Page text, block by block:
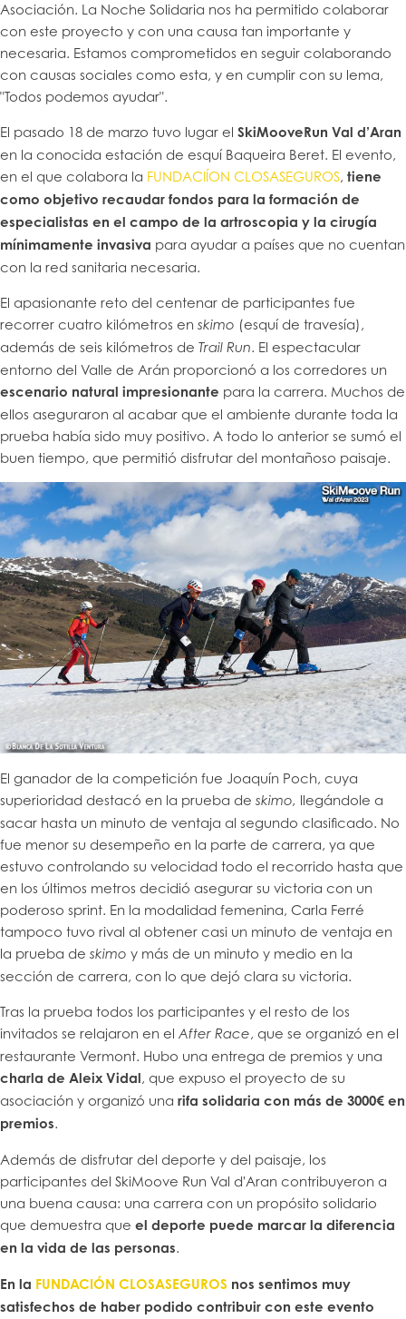
Asociación. La Noche Solidaria nos ha permitido colaborar
con este proyecto y con una causa tan importante y
necesaria. Estamos comprometidos en seguir colaborando
con causas sociales como esta, y en cumplir con su lema,
"Todos podemos ayudar".
El pasado 18 de marzo tuvo lugar el SkiMooveRun Val d’Aran
en la conocida estación de esquí Baqueira Beret. El evento,
en el que colabora la FUNDACIÍON CLOSASEGUROS, tiene
como objetivo recaudar fondos para la formación de
especialistas en el campo de la artroscopia y la cirugía
mínimamente invasiva para ayudar a países que no cuentan
con la red sanitaria necesaria.
El apasionante reto del centenar de participantes fue
recorrer cuatro kilómetros en skimo (esquí de travesía),
además de seis kilómetros de Trail Run. El espectacular
entorno del Valle de Arán proporcionó a los corredores un
escenario natural impresionante para la carrera. Muchos de
ellos aseguraron al acabar que el ambiente durante toda la
prueba había sido muy positivo. A todo lo anterior se sumó el
buen tiempo, que permitió disfrutar del montañoso paisaje.
El ganador de la competición fue Joaquín Poch, cuya
superioridad destacó en la prueba de skimo, llegándole a
sacar hasta un minuto de ventaja al segundo clasificado. No
fue menor su desempeño en la parte de carrera, ya que
estuvo controlando su velocidad todo el recorrido hasta que
en los últimos metros decidió asegurar su victoria con un
poderoso sprint. En la modalidad femenina, Carla Ferré
tampoco tuvo rival al obtener casi un minuto de ventaja en
la prueba de skimo y más de un minuto y medio en la
sección de carrera, con lo que dejó clara su victoria.
Tras la prueba todos los participantes y el resto de los
invitados se relajaron en el After Race, que se organizó en el
restaurante Vermont. Hubo una entrega de premios y una
charla de Aleix Vidal, que expuso el proyecto de su
asociación y organizó una rifa solidaria con más de 3000€ en
premios.
Además de disfrutar del deporte y del paisaje, los
participantes del SkiMoove Run Val d'Aran contribuyeron a
una buena causa: una carrera con un propósito solidario
que demuestra que el deporte puede marcar la diferencia
en la vida de las personas.
En la FUNDACIÓN CLOSASEGUROS nos sentimos muy
satisfechos de haber podido contribuir con este evento